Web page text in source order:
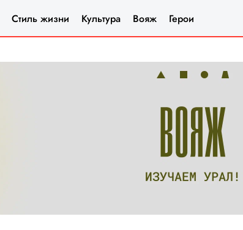
Стиль жизни Культура Вояж Герои